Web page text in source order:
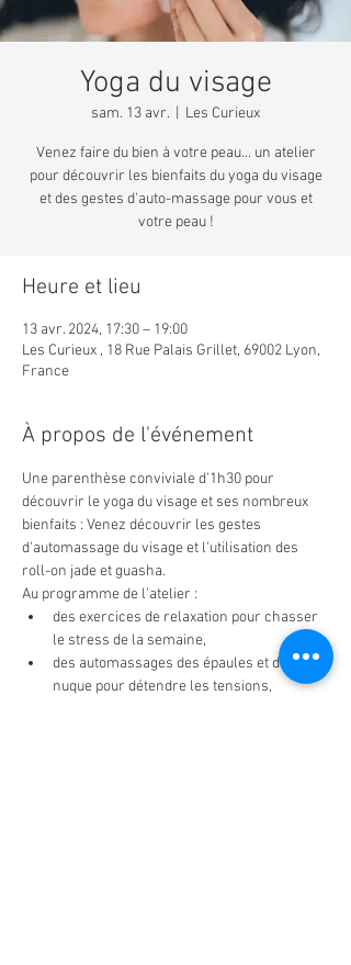
Yoga du visage
sam. 13 avr. Les Curieux
Venez faire du bien à votre peau... un atelier
pour découvrir les bienfaits du yoga du visage
et des gestes d'auto-massage pour vous et
votre peau !
Heure et lieu
13 avr. 2024, 17:30 – 19:00
Les Curieux , 18 Rue Palais Grillet, 69002 Lyon,
France
À propos de l'événement
Une parenthèse conviviale d'1h30 pour
découvrir le yoga du visage et ses nombreux
bienfaits : Venez découvrir les gestes
d'automassage du visage et l'utilisation des
roll-on jade et guasha.
Au programme de l'atelier :
des exercices de relaxation pour chasser
le stress de la semaine,
des automassages des épaules et de la
nuque pour détendre les tensions,